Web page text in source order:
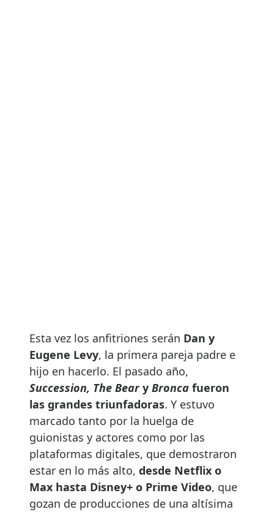
Esta vez los anfitriones serán Dan y
Eugene Levy, la primera pareja padre e
hijo en hacerlo. El pasado año,
Succession, The Bear y Bronca fueron
las grandes triunfadoras. Y estuvo
marcado tanto por la huelga de
guionistas y actores como por las
plataformas digitales, que demostraron
estar en lo más alto, desde Netflix o
Max hasta Disney+ o Prime Video, que
gozan de producciones de una altísima